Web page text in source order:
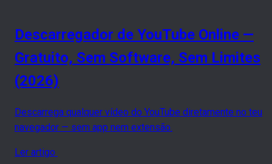
Descarregador de YouTube Online —
Gratuito, Sem Software, Sem Limites
(2026)
Descarrega qualquer vídeo do YouTube diretamente no teu
navegador — sem app nem extensão.
Ler artigo